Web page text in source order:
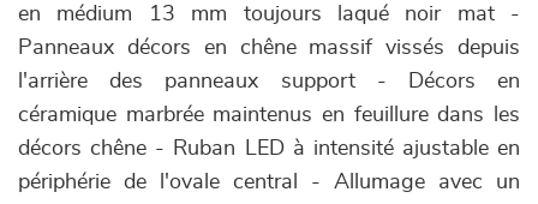
en médium 13 mm toujours laqué noir mat -
Panneaux décors en chêne massif vissés depuis
l'arrière des panneaux support - Décors en
céramique marbrée maintenus en feuillure dans les
décors chêne - Ruban LED à intensité ajustable en
périphérie de l'ovale central - Allumage avec un